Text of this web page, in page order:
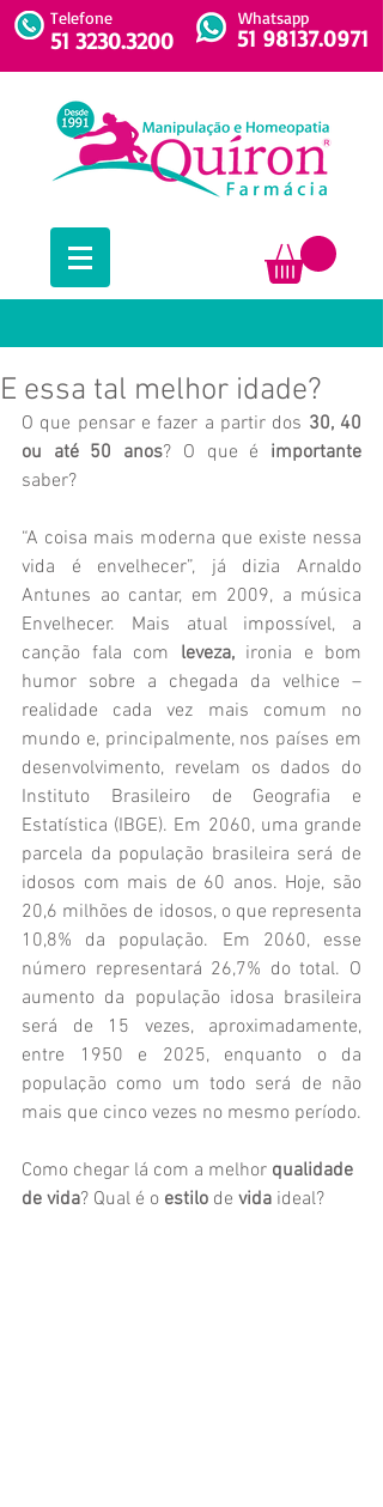
51 3230.3200
Telefone
51 98137.0971
Whatsapp
E essa tal melhor idade?
O que pensar e fazer a partir dos 30, 40
ou até 50 anos? O que é
saber?
“A coisa mais moderna que existe nessa
vida é envelhecer”, já dizia Arnaldo
Antunes ao cantar, em 2009, a música
Envelhecer. Mais atual impossível, a
canção fala com leveza, ironia e bom
humor sobre a chegada da velhice –
realidade cada vez mais comum no
mundo e, principalmente, nos países em
desenvolvimento, revelam os dados do
Instituto Brasileiro de Geografia e
Estatística (IBGE). Em 2060, uma grande
parcela da população brasileira será de
idosos com mais de 60 anos. Hoje, são
20,6 milhões de idosos, o que representa
10,8% da população. Em 2060, esse
número representará 26,7% do total. O
aumento da população idosa brasileira
será de 15 vezes, aproximadamente,
entre 1950 e 2025, enquanto o da
população como um todo será de não
Como chegar lá com a melhor qualidade
de vida? Qual é o estilo de vida ideal?